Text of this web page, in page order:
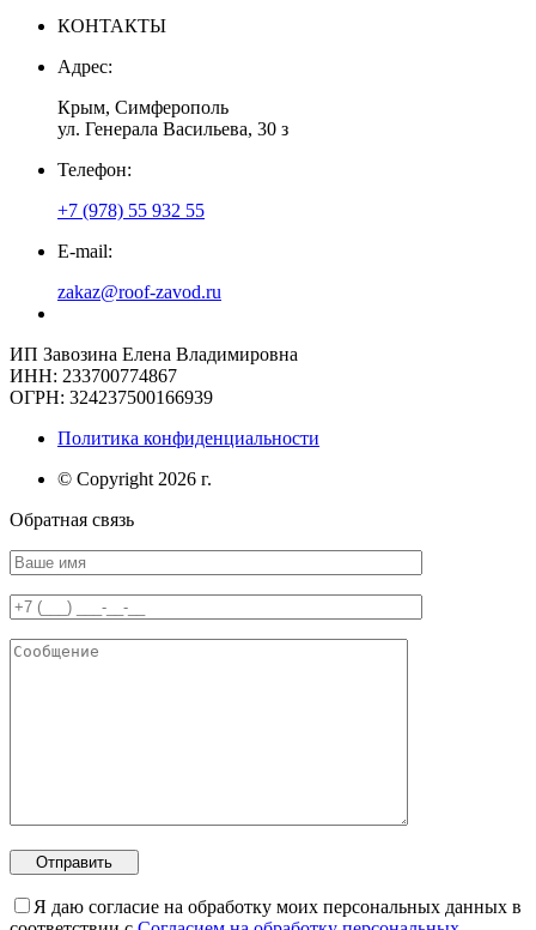
КОНТАКТЫ
Адрес:
Крым, Симферополь
ул. Генерала Васильева, 30 з
Телефон:
+7 (978) 55 932 55
E-mail:
zakaz@roof-zavod.ru
ИП Завозина Елена Владимировна
ИНН: 233700774867
ОГРН: 324237500166939
Политика конфиденциальности
© Copyright 2026 г.
Обратная связь
Я даю согласие на обработку моих персональных данных в